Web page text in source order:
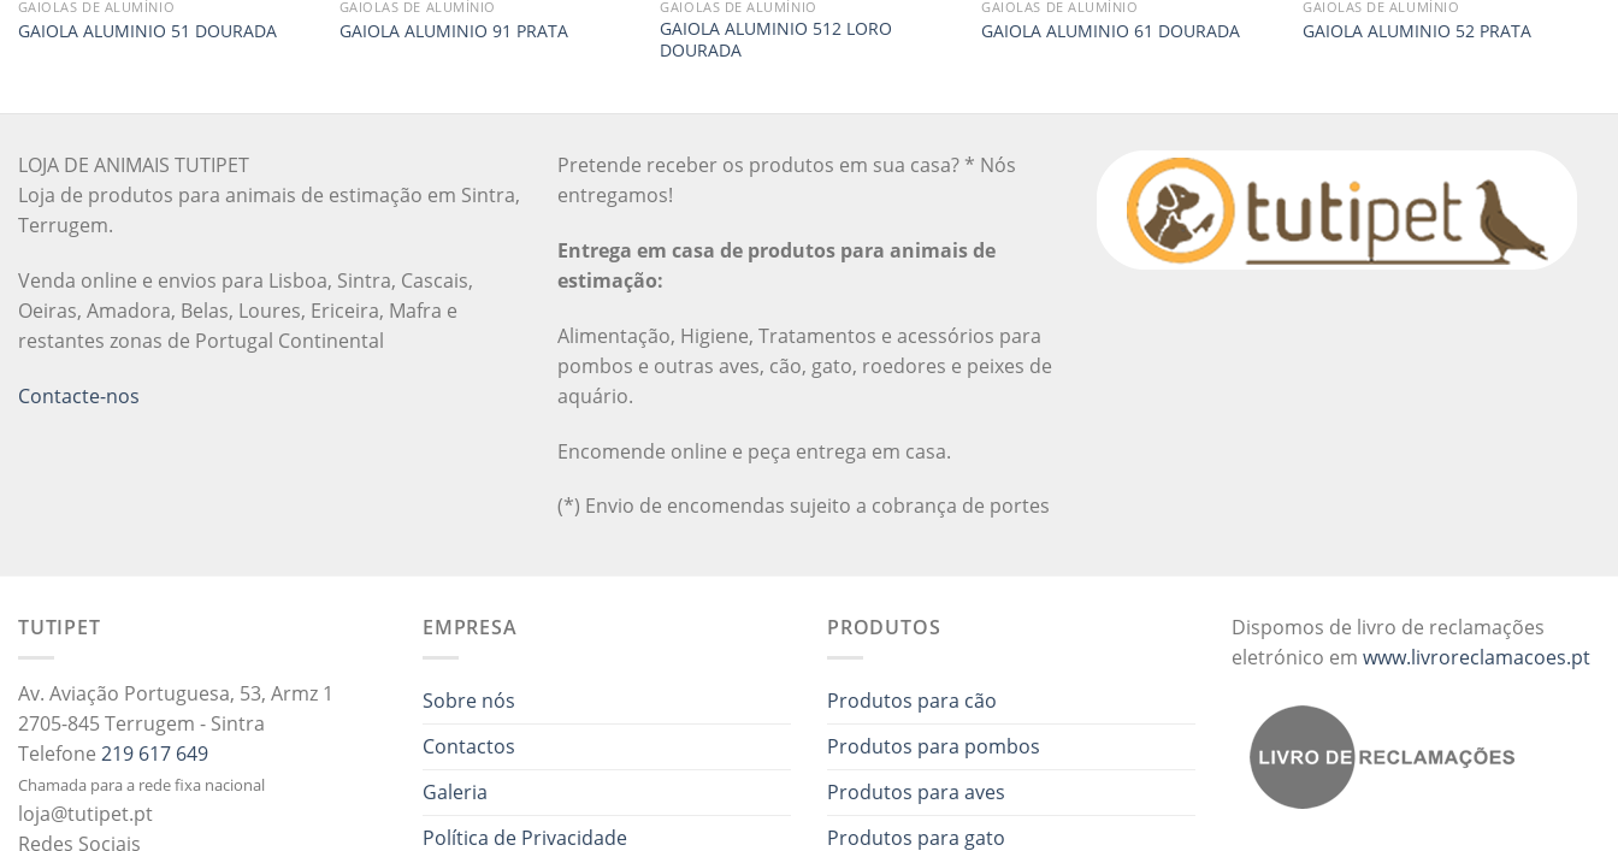
GAIOLAS DE ALUMÍNIO
GAIOLA ALUMINIO 51 DOURADA
GAIOLAS DE ALUMÍNIO
GAIOLA ALUMINIO 91 PRATA
GAIOLAS DE ALUMÍNIO
GAIOLA ALUMINIO 512 LORO
DOURADA
GAIOLAS DE ALUMÍNIO
GAIOLA ALUMINIO 61 DOURADA
GAIOLAS DE ALUMÍNIO
GAIOLA ALUMINIO 52 PRATA
LOJA DE ANIMAIS TUTIPET
Loja de produtos para animais de estimação em Sintra,
Terrugem.
Venda online e envios para Lisboa, Sintra, Cascais,
Oeiras, Amadora, Belas, Loures, Ericeira, Mafra e
restantes zonas de Portugal Continental
Contacte-nos
Pretende receber os produtos em sua casa? * Nós
entregamos!
Entrega em casa de produtos para animais de
estimação:
Alimentação, Higiene, Tratamentos e acessórios para
pombos e outras aves, cão, gato, roedores e peixes de
aquário.
Encomende online e peça entrega em casa.
(*) Envio de encomendas sujeito a cobrança de portes
TUTIPET
Av. Aviação Portuguesa, 53, Armz 1
2705-845 Terrugem - Sintra
Telefone 219 617 649
Chamada para a rede fixa nacional
loja@tutipet.pt
Redes Sociais
EMPRESA
Sobre nós
Contactos
Galeria
Política de Privacidade
PRODUTOS
Produtos para cão
Produtos para pombos
Produtos para aves
Produtos para gato
Dispomos de livro de reclamações
eletrónico em www.livroreclamacoes.pt